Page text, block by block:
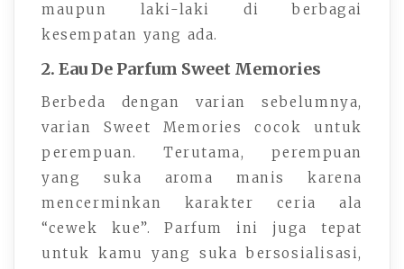
maupun laki-laki di berbagai
kesempatan yang ada.
2. Eau De Parfum Sweet Memories
Berbeda dengan varian sebelumnya,
varian Sweet Memories cocok untuk
perempuan. Terutama, perempuan
yang suka aroma manis karena
mencerminkan karakter ceria ala
“cewek kue”. Parfum ini juga tepat
untuk kamu yang suka bersosialisasi,